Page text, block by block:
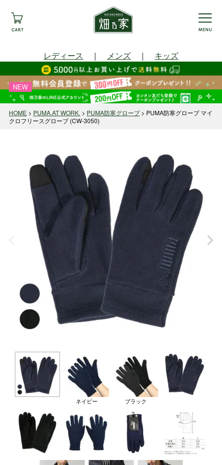
レディース ｜ メンズ ｜ キッズ
HOME PUMA.AT WORK. PUMA防寒グローブ
PUMA防寒グローブ マイ
クロフリースグローブ (CW-3050)
ネイビー ブラック
NEW